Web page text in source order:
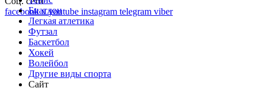
facebookxyoutube instagram telegram viber
Биатлон
Легкая атлетика
Футзал
Баскетбол
Хокей
Волейбол
Другие виды спорта
Сайт